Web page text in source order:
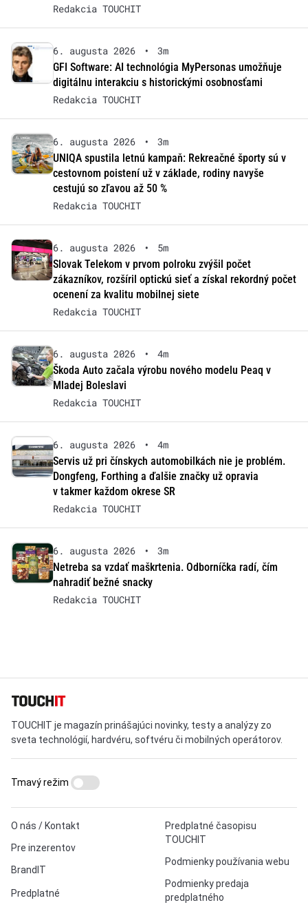
Redakcia TOUCHIT
6. augusta 2026 •
3m
GFI Software: AI technológia MyPersonas umožňuje
digitálnu interakciu s historickými osobnosťami
Redakcia TOUCHIT
6. augusta 2026 •
3m
UNIQA spustila letnú kampaň: Rekreačné športy sú v
cestovnom poistení už v základe, rodiny navyše
cestujú so zľavou až 50 %
Redakcia TOUCHIT
6. augusta 2026 •
5m
Slovak Telekom v prvom polroku zvýšil počet
zákazníkov, rozšíril optickú sieť a získal rekordný počet
ocenení za kvalitu mobilnej siete
Redakcia TOUCHIT
6. augusta 2026 •
4m
Škoda Auto začala výrobu nového modelu Peaq v
Mladej Boleslavi
Redakcia TOUCHIT
6. augusta 2026 •
4m
Servis už pri čínskych automobilkách nie je problém.
Dongfeng, Forthing a ďalšie značky už opravia
v takmer každom okrese SR
Redakcia TOUCHIT
6. augusta 2026 •
3m
Netreba sa vzdať maškrtenia. Odborníčka radí, čím
nahradiť bežné snacky
Redakcia TOUCHIT
TOUCHIT je magazín prinášajúci novinky, testy a analýzy zo
sveta technológií, hardvéru, softvéru či mobilných operátorov.
O nás / Kontakt
Pre inzerentov
BrandIT
Predplatné
Predplatné časopisu
TOUCHIT
Podmienky používania webu
Podmienky predaja
predplatného
Tmavý režim